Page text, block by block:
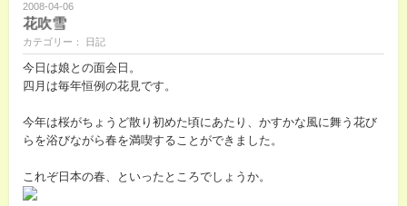
2008-04-06
花吹雪
カテゴリー： 日記
今日は娘との面会日。
四月は毎年恒例の花見です。
今年は桜がちょうど散り初めた頃にあたり、かすかな風に舞う花び
らを浴びながら春を満喫することができました。
これぞ日本の春、といったところでしょうか。